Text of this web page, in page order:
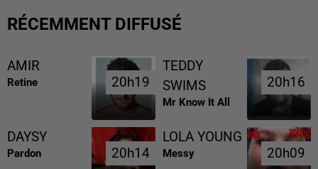
RÉCEMMENT DIFFUSÉ
AMIR
Retine 20h19
20h19
TEDDY
SWIMS
Mr Know It All
20h16
20h16
DAYSY
Pardon 20h14
20h14
LOLA YOUNG
Messy 20h09
20h09